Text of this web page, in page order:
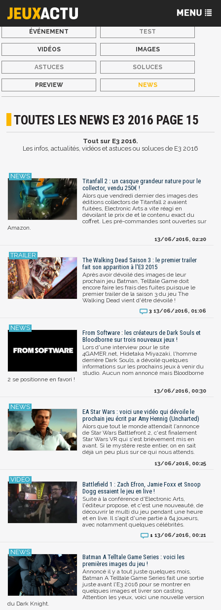
ÉVÉNEMENT TEST
VIDÉOS IMAGES
ASTUCES SOLUCES
PREVIEW NEWS
TOUTES LES NEWS E3 2016 PAGE 15
Tout sur E3 2016.
Les infos, actualités, vidéos et astuces ou soluces de E3 2016
Titanfall 2 : un casque grandeur nature pour le
collector, vendu 250€ !
Alors que vendredi dernier des images des
éditions collectors de Titanfall 2 avaient
fuitées, Electronic Arts a vite réagi en
dévoilant le prix de et le contenu exact du
coffret. Les pré-commandes sont ouvertes sur
Amazon.
13/06/2016, 02:20
The Walking Dead Saison 3 : le premier trailer
fait son apparition à l'E3 2015
Après avoir dévoilé des images de leur
prochain jeu Batman, Telltale Game doit
encore faire les frais des fuites puisque le
premier trailer de la saison 3 du jeu The
Walking Dead vient d'être dévoilé !
3 13/06/2016, 01:06
From Software : les créateurs de Dark Souls et
Bloodborne sur trois nouveaux jeux !
Lors d'une interview pour le site
4GAMER.net, Hidetaka Miyazaki, l'homme
derrière Dark Souls, a dévoilé quelques
informations sur les prochains jeux à venir du
studio. Aucun nom annoncé mais Bloodborne
2 se positionne en favori !
13/06/2016, 00:30
EA Star Wars : voici une vidéo qui dévoile le
prochain jeu écrit par Amy Hennig (Uncharted)
Alors que tout le monde attendait l'annonce
de Star Wars Battlefront 2, c'est finalement
Star Wars VR qui s'est brièvement mis en
avant. Si le mystère reste entier, on en sait
déjà un peu plus sur ce qui nous attends.
13/06/2016, 00:25
Battlefield 1 : Zach Efron, Jamie Foxx et Snoop
Dogg essaient le jeu en live !
Suite à la conférence d'Electronic Arts,
l'éditeur propose, et c'est une nouveauté, de
découvrir le multi du jeu pendant une heure
et en live. Il s'agit d'une partie à 64 joueurs,
avec notamment quelques célébrités.
1 13/06/2016, 00:21
Batman A Telltale Game Series : voici les
premières images du jeu !
Annoncé il y a tout juste quelques mois,
Batman A Telltale Game Series fait une sortie
juste avant l'E3 2016 pour se montrer en
quelques images et livrer son casting.
Attention les yeux, voici une nouvelle version
du Dark Knight.